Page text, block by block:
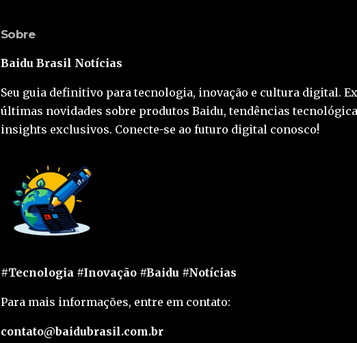
Sobre
Baidu Brasil Notícias
Seu guia definitivo para tecnologia, inovação e cultura digital.
últimas novidades sobre produtos Baidu, tendências
insights exclusivos. Conecte-se ao futuro digital conosco!
#Tecnologia #Inovação #Baidu #Notícias
Para mais informações, entre em contato:
contato@baidubrasil.com.br